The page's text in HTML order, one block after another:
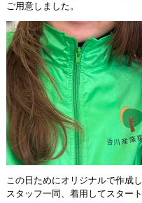
ご用意しました。
この日ためにオリジナルで作成
スタッフ一同、着用してスタート